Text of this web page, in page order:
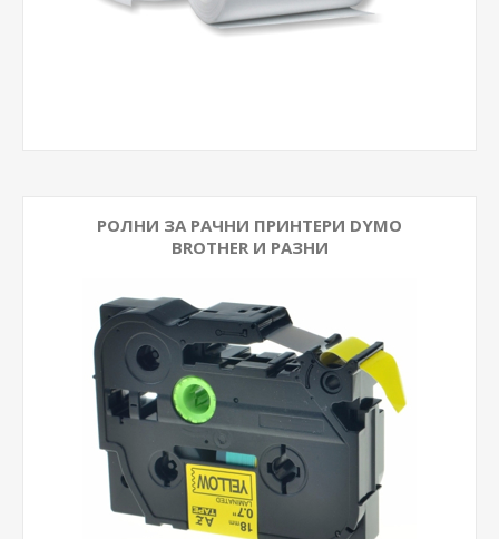
РОЛНИ ЗА РАЧНИ ПРИНТЕРИ DYMO
BROTHER И РАЗНИ